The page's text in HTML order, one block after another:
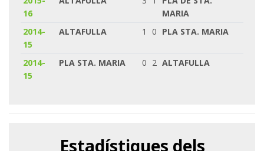
16
MARIA
2014-
15
ALTAFULLA 1 0 PLA STA. MARIA
2014-
15
PLA STA. MARIA 0 2 ALTAFULLA
Estadístiques dels